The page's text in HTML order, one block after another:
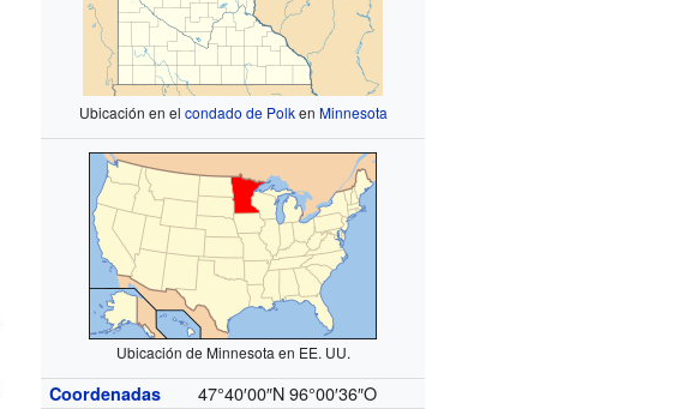
Ubicación en el condado de Polken Minnesota
Ubicación de Minnesota en EE. UU.
Coordenadas 47°40′00″N 96°00′36″O